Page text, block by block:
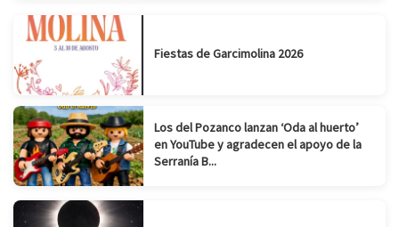
Fiestas de Garcimolina 2026
Los del Pozanco lanzan ‘Oda al huerto’
en YouTube y agradecen el apoyo de la
Serranía B...